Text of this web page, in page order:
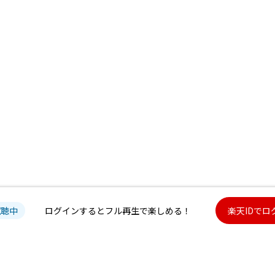
中 ログインするとフル再生で楽しめる！ 楽天IDでロ